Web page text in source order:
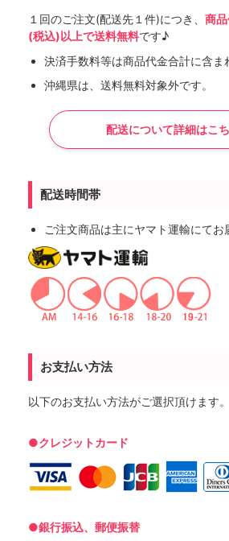
１回のご注文(配送先１件)につき、 商
(税込)以上で送料無料です♪
決済手数料等は商品代金合計に含ま
沖縄県は、送料無料対象外です。
配送について詳細はこ
配送時間帯
ご注文商品は主にヤマト運輸にてお
お支払い方法
以下のお支払い方法がご選択頂けます。
●クレジットカード
●銀行振込、郵便振替